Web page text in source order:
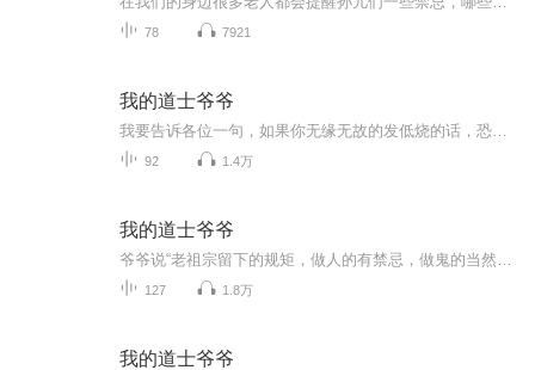
78 7921
我的道士爷爷
92 1.4万
我的道士爷爷
127 1.8万
我的道士爷爷